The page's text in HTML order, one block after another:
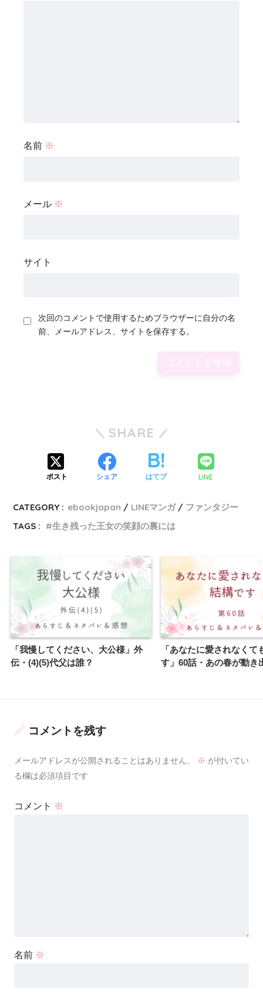
名前 ※
メール ※
サイト
次回のコメントで使用するためブラウザーに自分の名
前、メールアドレス、サイトを保存する。
SHARE
ポスト シェア はてブ LINE
CATEGORY : ebookjapan LINEマンガ
ファンタジー
TAGS :
生き残った王女の笑顔の裏には
「我慢してください、大公様」外
伝・(4)(5)代父は誰？
「あなたに愛されなくて
す」60話・あの春が動き
コメントを残す
メールアドレスが公開されることはありません。 ※ が付いてい
る欄は必須項目です
コメント ※
名前 ※